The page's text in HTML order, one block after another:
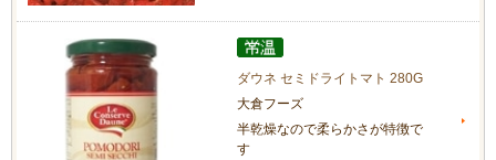
ダウネ セミドライトマト 280G
大倉フーズ
半乾燥なので柔らかさが特徴で
す